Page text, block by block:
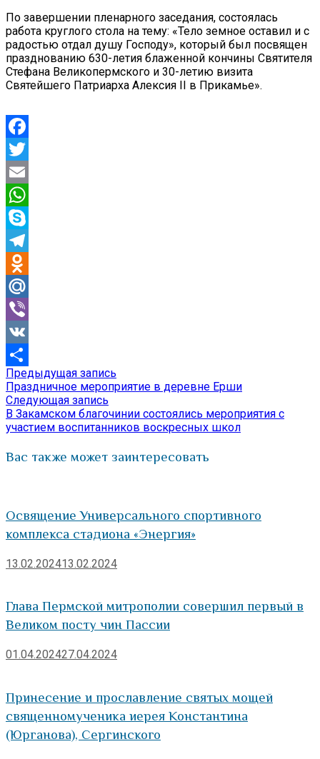
По завершении пленарного заседания, состоялась
работа круглого стола на тему: «Тело земное оставил и с
радостью отдал душу Господу», который был посвящен
празднованию 630-летия блаженной кончины Святителя
Стефана Великопермского и 30-летию визита
Святейшего Патриарха Алексия II в Прикамье».
Facebook
Twitter
Email
WhatsApp
Skype
Telegram
Odnoklassniki
Mail.Ru
Viber
VK
Отправить
Навигация
по
записям
Предыдущая запись
запись:
Праздничное мероприятие в деревне Ерши
Следующая запись
запись:
В Закамском благочинии состоялись мероприятия с
участием воспитанников воскресных школ
Вас также может заинтересовать
Освящение Универсального спортивного
комплекса стадиона «Энергия»
13.02.202413.02.2024
Глава Пермской митрополии совершил первый в
Великом посту чин Пассии
01.04.202427.04.2024
Принесение и прославление святых мощей
священномученика иерея Константина
(Юрганова), Сергинского